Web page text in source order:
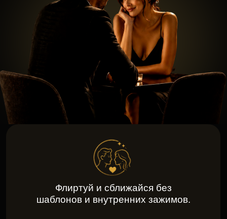
Флиртуй и сближайся без
шаблонов и внутренних зажимов.
Создавай сексуальное влечение
без неловкости и давления.